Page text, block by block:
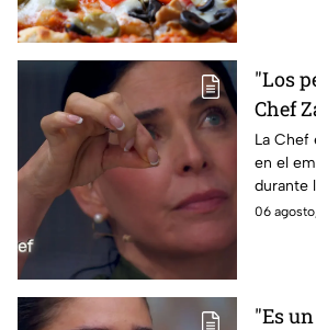
"Los
Chef
en
en la
24/7
La Chef
en el
durante
de la
06
"Es